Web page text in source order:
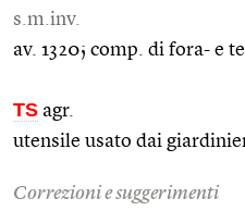
s.m.inv.
av. 1320; comp. di fora- e
TS agr.
utensile usato dai
Correzioni e suggerimenti